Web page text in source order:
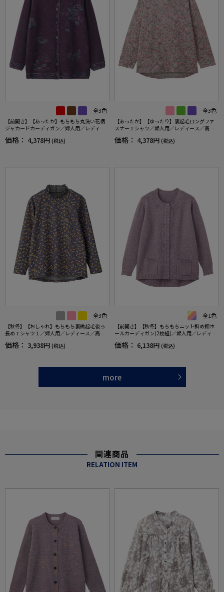
全3色
【前開き】【あったか】もちもち丸洗い花柄
ジャカードカーディガン／婦人用／レディー
ス／高齢者／シニア／自宅で洗える／洗濯機O
K／ゆったり／名前記入欄付／おしゃれ／お出
価格： 4,378円 (税込)
全3色
【あったか】【ゆったり】裏起毛ロングファ
スナーＴシャツ／婦人用／レディース／高齢
者／シニア／後ろ長め／名前が書ける／名前
記入欄付／洗濯機OK／前ポケット／おしゃれ
価格： 4,378円 (税込)
全3色
【秋冬】【おしゃれ】もちもち裏微起毛後ろ
長めＴシャツ１／婦人用／レディース／高齢
者／シニア／乾燥機OK（低温）／名前記入欄
付／名前が書ける／身幅ゆったり／ギフト／
価格： 3,938円 (税込)
全1色
【前開き】【秋冬】もちもちニット斜め釦ホ
ールカーディガン(2枚組)／婦人用／レディー
ス／シニア／高齢者／おしゃれ／あったか／
ギフト／プレゼント／名前記入欄付／ゆった
価格： 6,138円 (税込)
more
関連商品
RELATION ITEM